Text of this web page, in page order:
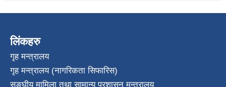
लिंकहरु
गृह मन्त्रालय
गृह मन्त्रालय (नागरिकता सिफारिस)
सङ्घीय मामिला तथा सामान्य प्रशासन मन्त्रालय